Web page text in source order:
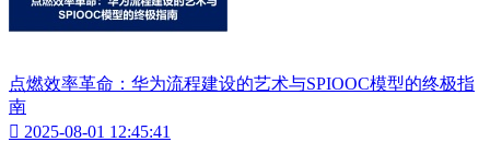
点燃效率革命：华为流程建设的艺术与SPIOOC模型的终极指
南
 2025-08-01 12:45:41